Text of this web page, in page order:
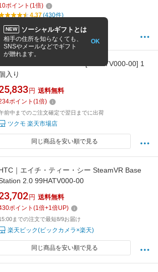
節 高さ 肩こり 姿勢改善 コンパクト タブレッ
ポイント (1倍)
4.37(430件)
1〜2日以内に発送予定(店舗休業日を除く)
AOBAX
Base Station 2.0 [99HATV000-00] 1
入り
円 送料無料
ポイント (1倍)
前中までのご注文確定で翌日までに出荷
ツクモ 楽天市場店
同じ商品を安い順で見る
｜エイチ・ティー・シー SteamVR Base
2.0 99HATV000-00
円 送料無料
ポイント (1倍+1倍UP)
までの注文で最短8/9お届け
楽天ビック(ビックカメラ×楽天)
同じ商品を安い順で見る
NEW ソーシャルギフトとは
相手の住所を知らなくても、
SNSやメールなどでギフト
が贈れます。
OK